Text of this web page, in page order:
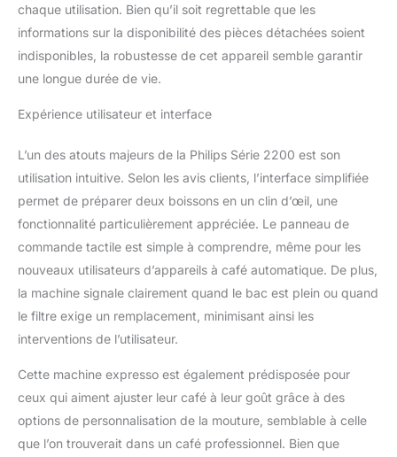
ne s'obstrue pas grâce
au filtre microporeux
produit 2: Une eau
d'eau breveté
chaque utilisation. Bien qu’il soit regrettable que les
informations sur la disponibilité des pièces détachées soient
indisponibles, la robustesse de cet appareil semble garantir
une longue durée de vie.
Expérience utilisateur et interface
L’un des atouts majeurs de la Philips Série 2200 est son
utilisation intuitive. Selon les avis clients, l’interface simplifiée
permet de préparer deux boissons en un clin d’œil, une
fonctionnalité particulièrement appréciée. Le panneau de
commande tactile est simple à comprendre, même pour les
nouveaux utilisateurs d’appareils à café automatique. De plus,
la machine signale clairement quand le bac est plein ou quand
le filtre exige un remplacement, minimisant ainsi les
interventions de l’utilisateur.
Cette machine expresso est également prédisposée pour
ceux qui aiment ajuster leur café à leur goût grâce à des
options de personnalisation de la mouture, semblable à celle
que l’on trouverait dans un café professionnel. Bien que